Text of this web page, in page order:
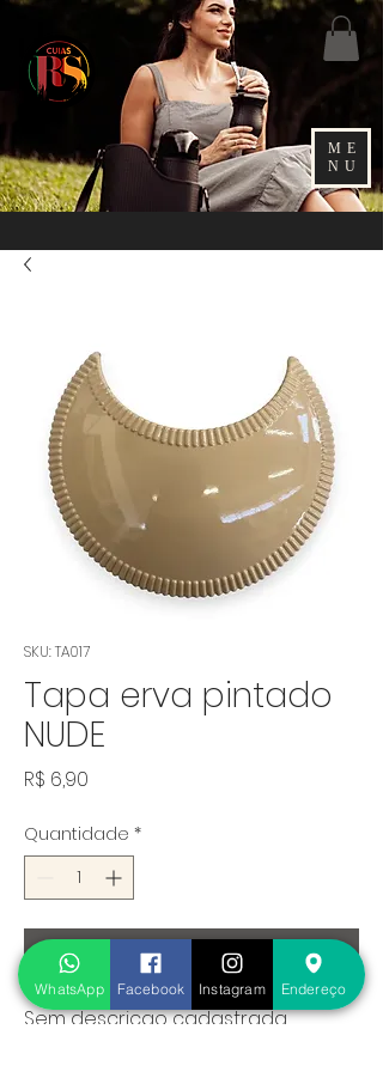
ME
NU
SKU: TA017
Tapa erva pintado
NUDE
R$ 6,90
Quantidade *
Adicionar ao carrinho
Sem descricao cadastrada.
WhatsApp Facebook Instagram Endereço